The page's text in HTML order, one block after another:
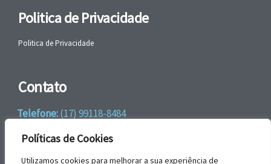
Políticas de Cookies
Utilizamos cookies para melhorar a sua experiência de
Politica de Privacidade
Politica de Privacidade
Contato
Telefone:(17) 99118-8484
WhatsApp:+55 (17) 99118-8484
email:faleconosco@gbrengenharia.com